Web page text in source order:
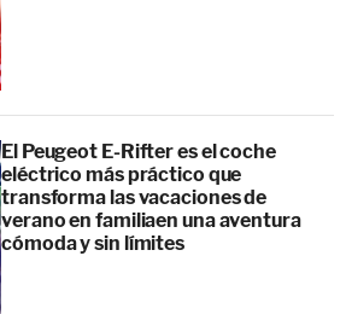
El Peugeot E-Rifter es el coche
eléctrico más práctico que
transforma las vacaciones de
verano en familiaen una aventura
cómoda y sin límites